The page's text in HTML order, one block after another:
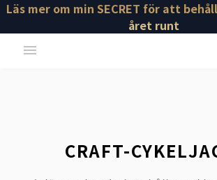
Läs mer om min SECRET för att
året runt
CRAFT-